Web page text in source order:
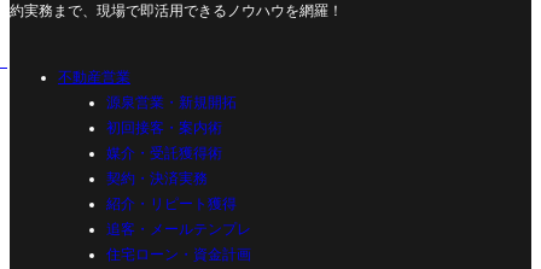
約実務まで、現場で即活用できるノウハウを網羅！
不動産営業
源泉営業・新規開拓
初回接客・案内術
媒介・受託獲得術
契約・決済実務
紹介・リピート獲得
追客・メールテンプレ
住宅ローン・資金計画